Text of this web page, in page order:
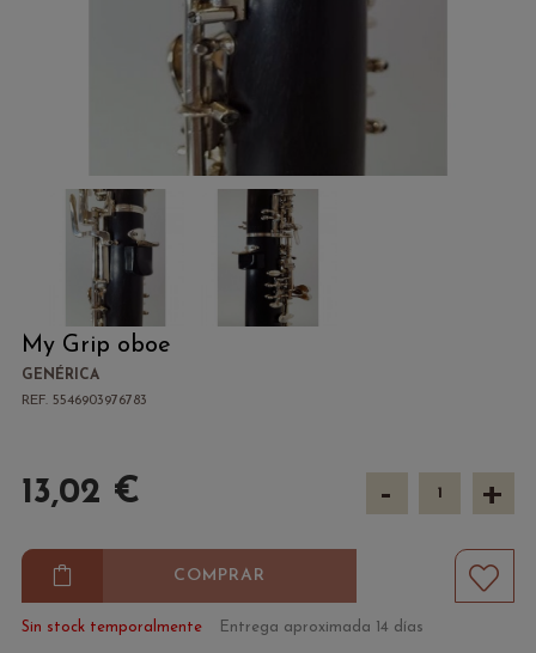
My Grip oboe
GENÉRICA
REF. 5546903976783
13,02 € - +
COMPRAR
Sin stock temporalmente Entrega aproximada 14 días